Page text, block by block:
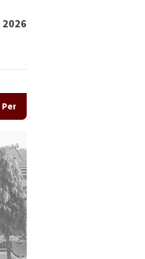
2026
Makarim Datangkan Lima